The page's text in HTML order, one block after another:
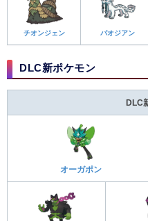
チオンジェン パオジアン
DLC新ポケモン
DLC
オーガポン